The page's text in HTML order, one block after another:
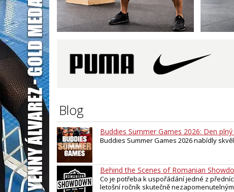
Blog
Buddies Summer Games 2026: Den
Buddies Summer Games 2026 nabídly
Behind the Scenes of Romanian
Co je potřeba k uspořádání jedné z
letošní ročník skutečně